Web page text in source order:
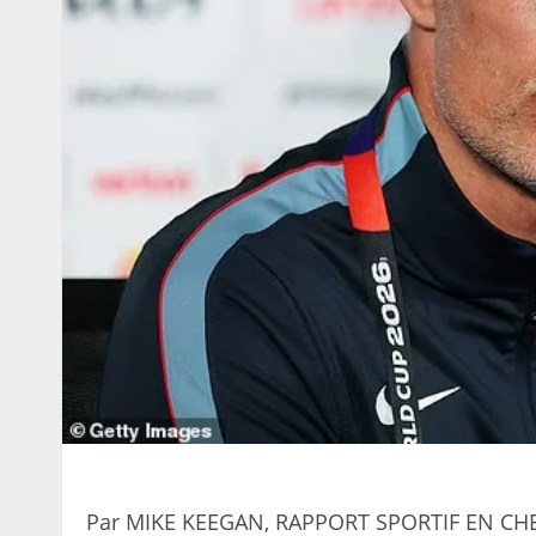
Par MIKE KEEGAN, RAPPORT SPORTIF EN